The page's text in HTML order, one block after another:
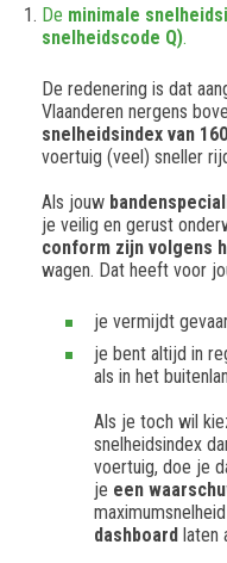
De minimale
snelheidscode Q).
De redenering is dat
Vlaanderen nergens
snelheidsindex van
voertuig (veel) sneller
Als jouw
je veilig en gerust
conform zijn volgens
wagen. Dat heeft voor
je vermijdt
je bent altijd in
als in het
Als je toch wil
snelheidsindex
voertuig, doe je
je een
dashboard laten